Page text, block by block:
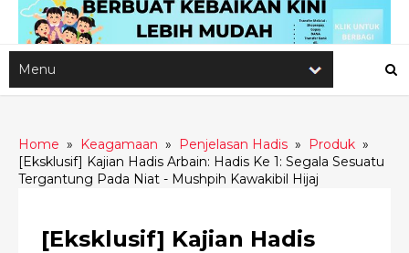
Home » Keagamaan » Penjelasan Hadis » Produk »
[Eksklusif] Kajian Hadis Arbain: Hadis Ke 1: Segala Sesuatu
Tergantung Pada Niat - Mushpih Kawakibil Hijaj
[Eksklusif] Kajian Hadis